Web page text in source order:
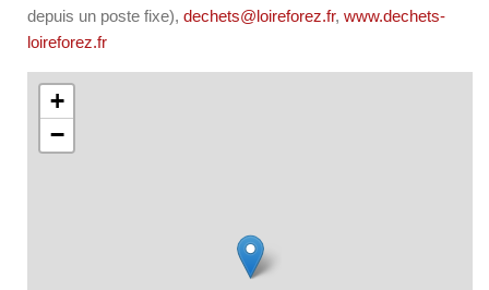
depuis un poste fixe), dechets@loireforez.fr, www.dechets-
loireforez.fr
+
−